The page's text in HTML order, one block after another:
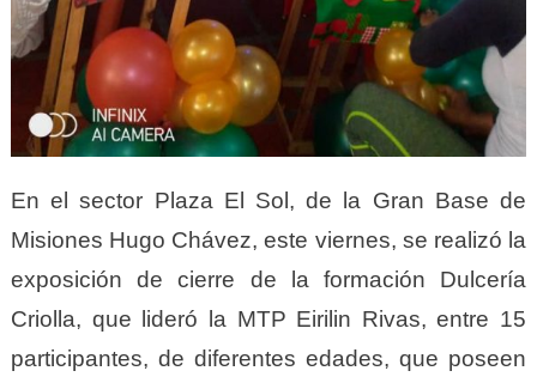
En el sector Plaza El Sol, de la Gran Base de
Misiones Hugo Chávez, este viernes, se realizó la
exposición de cierre de la formación Dulcería
Criolla, que lideró la MTP Eirilin Rivas, entre 15
participantes, de diferentes edades, que poseen